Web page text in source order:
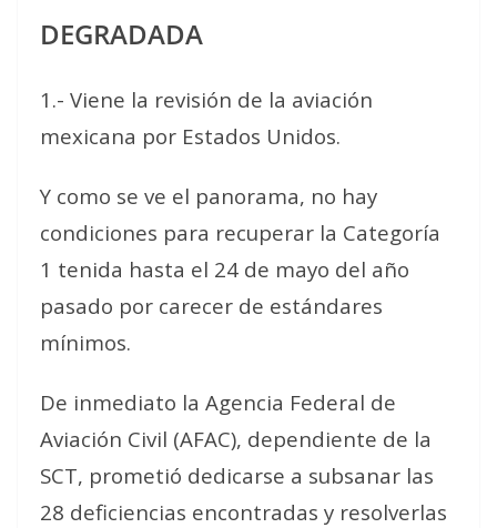
DEGRADADA
1.- Viene la revisión de la aviación
mexicana por Estados Unidos.
Y como se ve el panorama, no hay
condiciones para recuperar la Categoría
1 tenida hasta el 24 de mayo del año
pasado por carecer de estándares
mínimos.
De inmediato la Agencia Federal de
Aviación Civil (AFAC), dependiente de la
SCT, prometió dedicarse a subsanar las
28 deficiencias encontradas y resolverlas